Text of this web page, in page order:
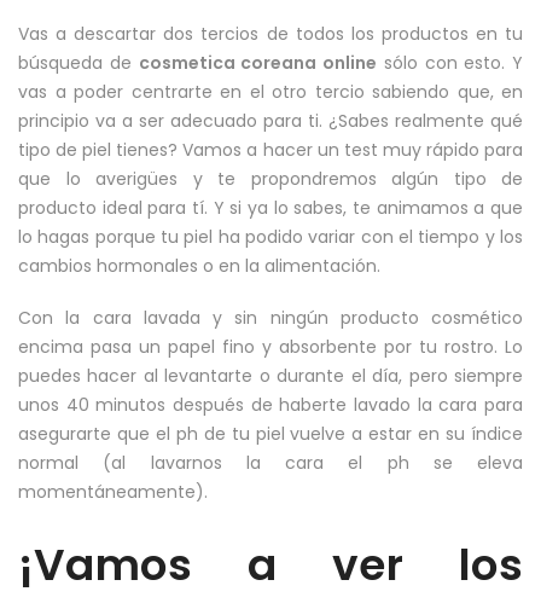
Vas a descartar dos tercios de todos los productos en tu
búsqueda de cosmetica coreana online sólo con esto. Y
vas a poder centrarte en el otro tercio sabiendo que, en
principio va a ser adecuado para ti. ¿Sabes realmente qué
tipo de piel tienes? Vamos a hacer un test muy rápido para
que lo averigües y te propondremos algún tipo de
producto ideal para tí. Y si ya lo sabes, te animamos a que
lo hagas porque tu piel ha podido variar con el tiempo y los
cambios hormonales o en la alimentación.
Con la cara lavada y sin ningún producto cosmético
encima pasa un papel fino y absorbente por tu rostro. Lo
puedes hacer al levantarte o durante el día, pero siempre
unos 40 minutos después de haberte lavado la cara para
asegurarte que el ph de tu piel vuelve a estar en su índice
normal (al lavarnos la cara el ph se eleva
momentáneamente).
¡Vamos a ver los